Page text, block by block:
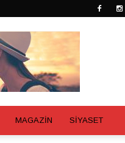
MAGAZİN SİYASET